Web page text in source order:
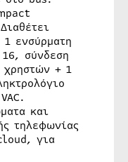
ενσύρματη
σύνδεση
+ 1
και
τηλεφωνίας
για